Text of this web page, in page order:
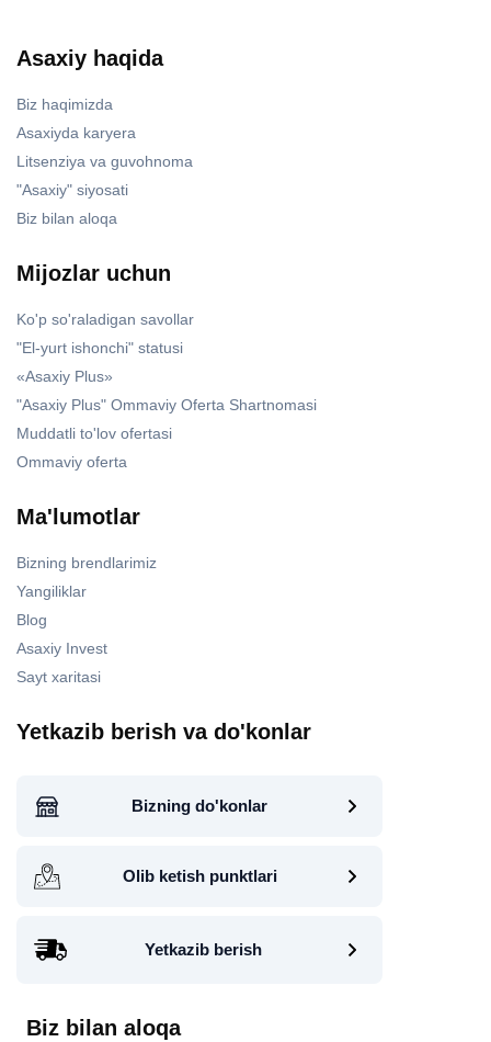
Asaxiy haqida
Biz haqimizda
Asaxiyda karyera
Litsenziya va guvohnoma
"Asaxiy" siyosati
Biz bilan aloqa
Mijozlar uchun
Ko'p so'raladigan savollar
"El-yurt ishonchi" statusi
«Asaxiy Plus»
"Asaxiy Plus" Ommaviy Oferta Shartnomasi
Muddatli to'lov ofertasi
Ommaviy oferta
Ma'lumotlar
Bizning brendlarimiz
Yangiliklar
Blog
Asaxiy Invest
Sayt xaritasi
Yetkazib berish va do'konlar
Bizning do'konlar
Olib ketish punktlari
Yetkazib berish
Biz bilan aloqa